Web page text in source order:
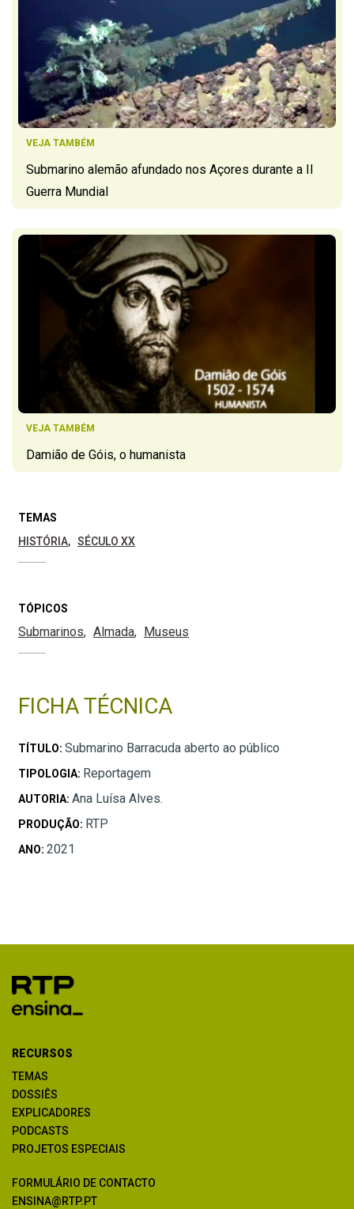
VEJA TAMBÉM
Submarino alemão afundado nos Açores durante a II
Guerra Mundial
VEJA TAMBÉM
Damião de Góis, o humanista
TEMAS
HISTÓRIA
SÉCULO XX
TÓPICOS
Submarinos Almada Museus
FICHA TÉCNICA
TÍTULO: Submarino Barracuda aberto ao público
TIPOLOGIA: Reportagem
AUTORIA: Ana Luísa Alves.
PRODUÇÃO: RTP
ANO: 2021
RECURSOS
TEMAS
DOSSIÊS
EXPLICADORES
PODCASTS
PROJETOS ESPECIAIS
FORMULÁRIO DE CONTACTO
ENSINA@RTP.PT